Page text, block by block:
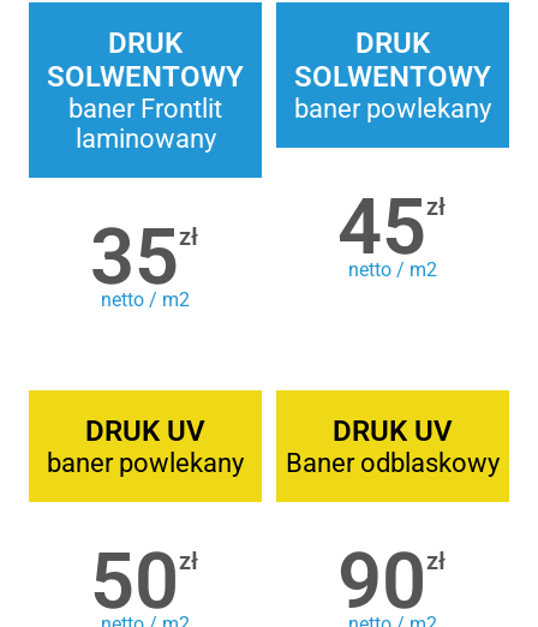
DRUK
SOLWENTOWY
baner Frontlit
laminowany
35zł
netto / m2
DRUK
SOLWENTOWY
baner powlekany
45zł
netto / m2
DRUK UV
baner powlekany
50zł
DRUK UV
Baner odblaskowy
90zł